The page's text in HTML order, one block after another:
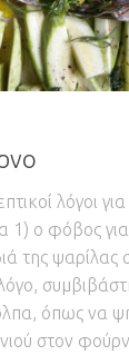
λόγοι
1) ο φόβος
της ψαρίλας
όπως να
στον